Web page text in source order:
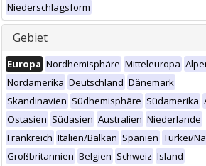
Niederschlagsform
Gebiet
Europa Nordhemisphäre Mitteleuropa
Nordamerika Deutschland Dänemark
Skandinavien Südhemisphäre Südamerika
Ostasien Südasien Australien Niederlande
Frankreich Italien/Balkan Spanien Türkei/
Großbritannien Belgien Schweiz Island